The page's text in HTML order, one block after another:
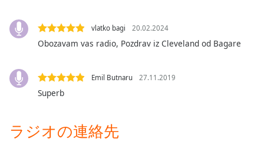
Subtitles
subtitles
opens
subtitles
settings
subtitles
off,
vlatko bagi 20.02.2024
Obozavam vas radio, Pozdrav iz Cleveland od Bagare
Emil Butnaru 27.11.2019
Superb
ラジオの連絡先